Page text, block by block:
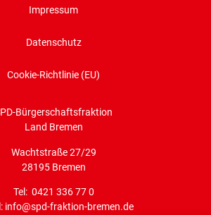
Impressum
Datenschutz
Cookie-Richtlinie (EU)
Bürgerschaftsfraktion
Land Bremen
Wachtstraße 27/29
28195 Bremen
Tel: 0421 336 77 0
info@spd-fraktion-bremen.de